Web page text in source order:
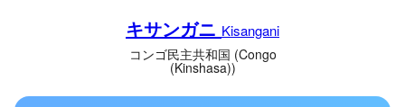
キサンガニ Kisangani
コンゴ民主共和国 (Congo
(Kinshasa))